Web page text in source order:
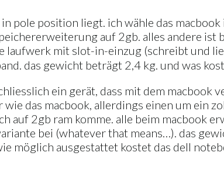
pole position liegt. ich wähle das
auf 2gb. alles andere ist
mit slot-in-einzug (schreibt und
das gewicht beträgt 2,4 kg. und was
ein gerät, dass mit dem macbook
das macbook, allerdings einen um ein
auf 2gb ram komme. alle beim macbook
bei (whatever that means…). das
möglich ausgestattet kostet das dell